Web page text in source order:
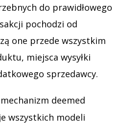
do prawidłowego
pochodzi od
one przede wszystkim
miejsca wysyłki
sprzedawcy.
mechanizm deemed
wszystkich modeli